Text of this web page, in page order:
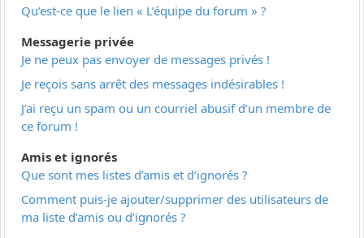
Qu’est-ce que le lien « L’équipe du forum » ?
Messagerie privée
Je ne peux pas envoyer de messages privés !
Je reçois sans arrêt des messages indésirables !
J’ai reçu un spam ou un courriel abusif d’un membre de
ce forum !
Amis et ignorés
Que sont mes listes d’amis et d’ignorés ?
Comment puis-je ajouter/supprimer des utilisateurs de
ma liste d’amis ou d’ignorés ?